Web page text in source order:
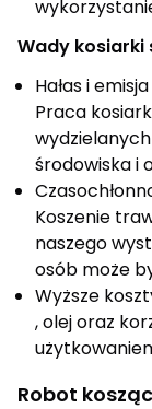
Wady kosiarki
Hałas i
Praca
środowiska i
Koszenie
naszego
osób może
Wyższe
, olej oraz
Robot